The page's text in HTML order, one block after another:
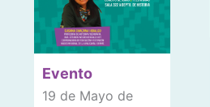
Evento
19 de Mayo de